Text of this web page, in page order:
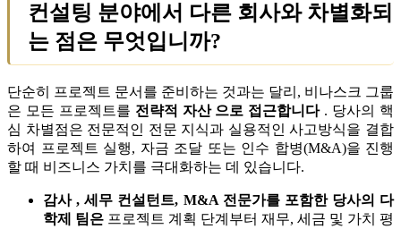
컨설팅 분야에서 다른 회사와 차별화되
는 점은 무엇입니까?
단순히 프로젝트 문서를 준비하는 것과는 달리, 비나스크 그룹
은 모든 프로젝트를 전략적 자산 으로 접근합니다 . 당사의 핵
심 차별점은 전문적인 전문 지식과 실용적인 사고방식을 결합
하여 프로젝트 실행, 자금 조달 또는 인수 합병(M&A)을 진행
할 때 비즈니스 가치를 극대화하는 데 있습니다.
감사 , 세무 컨설턴트, M&A 전문가를 포함한 당사의 다
학제 팀은 프로젝트 계획 단계부터 재무, 세금 및 가치 평